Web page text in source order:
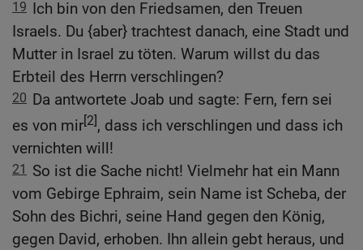
19 Ich bin von den Friedsamen, den Treuen
Israels. Du {aber} trachtest danach, eine Stadt und
Mutter in Israel zu töten. Warum willst du das
Erbteil des Herrn verschlingen?
20 Da antwortete Joab und sagte: Fern, fern sei
es von mir[2], dass ich verschlingen und dass ich
vernichten will!
21
So ist die Sache nicht! Vielmehr hat ein Mann
vom Gebirge Ephraim, sein Name ist Scheba, der
Sohn des Bichri, seine Hand gegen den König,
gegen David, erhoben. Ihn allein gebt heraus, und